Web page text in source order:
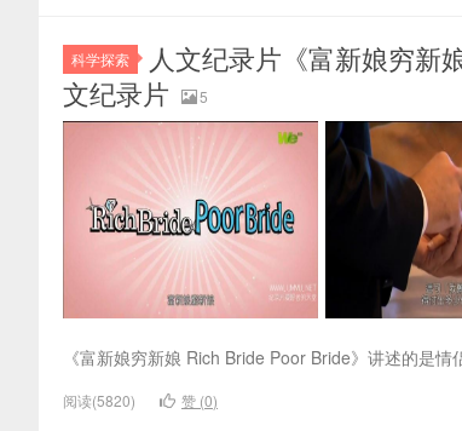
科学探索
人文纪录片《富新娘穷新
文纪录片
5
《富新娘穷新娘 Rich Bride Poor Bride》讲述的是
阅读(5820) 赞 (0)